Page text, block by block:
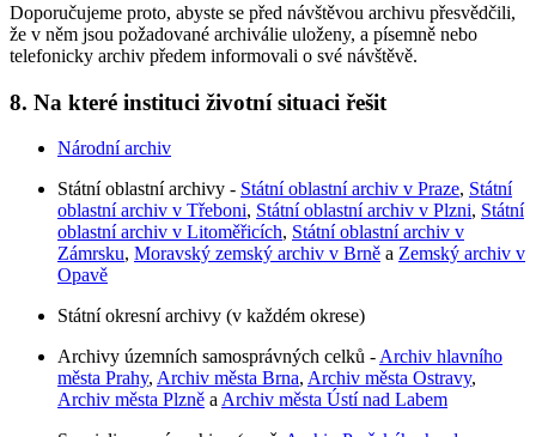
Doporučujeme proto, abyste se před návštěvou archivu přesvědčili,
že v něm jsou požadované archiválie uloženy, a písemně nebo
telefonicky archiv předem informovali o své návštěvě.
8. Na které instituci životní situaci řešit
Národní archiv
Státní oblastní archivy - Státní oblastní archiv v Praze, Státní
oblastní archiv v Třeboni, Státní oblastní archiv v Plzni, Státní
oblastní archiv v Litoměřicích, Státní oblastní archiv v
Zámrsku, Moravský zemský archiv v Brně a Zemský archiv v
Opavě
Státní okresní archivy (v každém okrese)
Archivy územních samosprávných celků - Archiv hlavního
města Prahy, Archiv města Brna, Archiv města Ostravy,
Archiv města Plzně a Archiv města Ústí nad Labem